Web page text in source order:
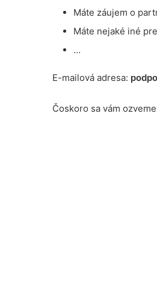
Máte záujem o
Máte nejaké iné
…
E-mailová adresa:
Čoskoro sa vám